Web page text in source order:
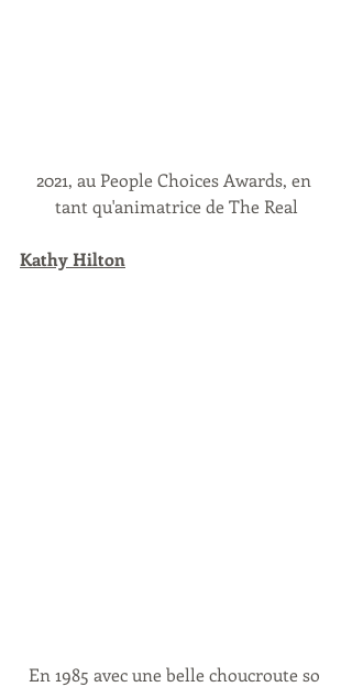
2021, au People Choices Awards, en
tant qu'animatrice de The Real
Kathy Hilton
En 1985 avec une belle choucroute so